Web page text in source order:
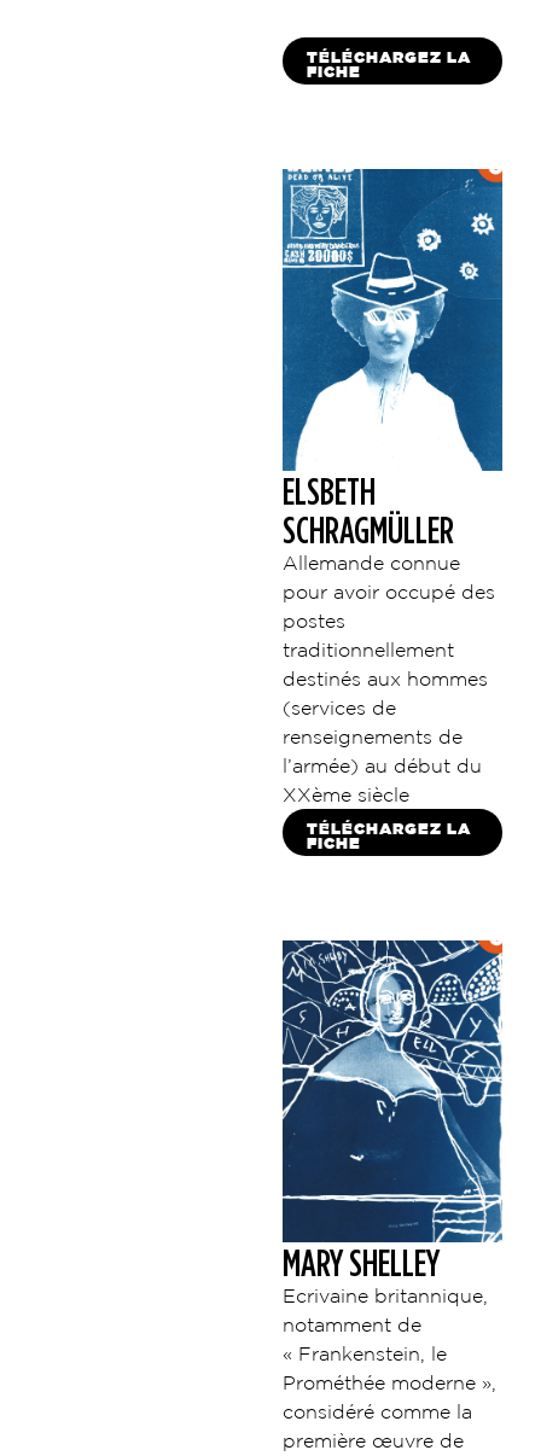
TÉLÉCHARGEZ LA
FICHE
ELSBETH
SCHRAGMÜLLER
Allemande connue
pour avoir occupé des
postes
traditionnellement
destinés aux hommes
(services de
renseignements de
l’armée) au début du
XXème siècle
TÉLÉCHARGEZ LA
FICHE
MARY SHELLEY
Ecrivaine britannique,
notamment de
« Frankenstein, le
Prométhée moderne »,
considéré comme la
première œuvre de